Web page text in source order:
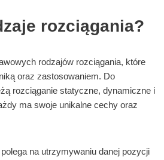
rozciągania?
rodzajów rozciągania, które
oraz zastosowaniem. Do
rozciąganie statyczne, dynamiczne i
ma swoje unikalne cechy oraz
polega na utrzymywaniu danej pozycji